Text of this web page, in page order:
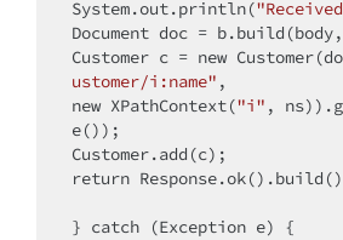
System.out.println(
Document doc = b.build(body,
Customer c = new
ustomer/i:name"
new XPathContext("i" ,
e());
return
} catch (Exception e) {